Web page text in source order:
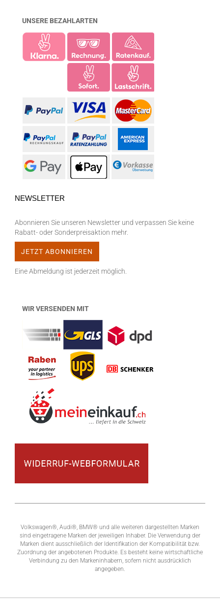
UNSERE BEZAHLARTEN
NEWSLETTER
Abonnieren Sie unseren Newsletter und verpassen Sie keine
Rabatt- oder Sonderpreisaktion mehr.
Eine Abmeldung ist jederzeit möglich.
WIR VERSENDEN MIT
Volkswagen®, Audi®, BMW® und alle weiteren dargestellten Marken
sind eingetragene Marken der jeweiligen Inhaber. Die Verwendung der
Marken dient ausschließlich der Identifikation der Kompatibilität bzw.
Zuordnung der angebotenen Produkte. Es besteht keine wirtschaftliche
Verbindung zu den Markeninhabern, sofern nicht ausdrücklich
angegeben.